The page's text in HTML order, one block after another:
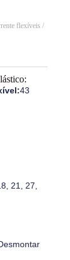
flexíveis /
43
21, 27,